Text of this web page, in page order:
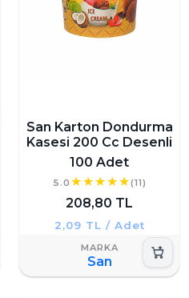
San Karton Dondurma
Kasesi 200 Cc Desenli
100 Adet
5.0 (11)
208,80 TL
2,09 TL / Adet
San